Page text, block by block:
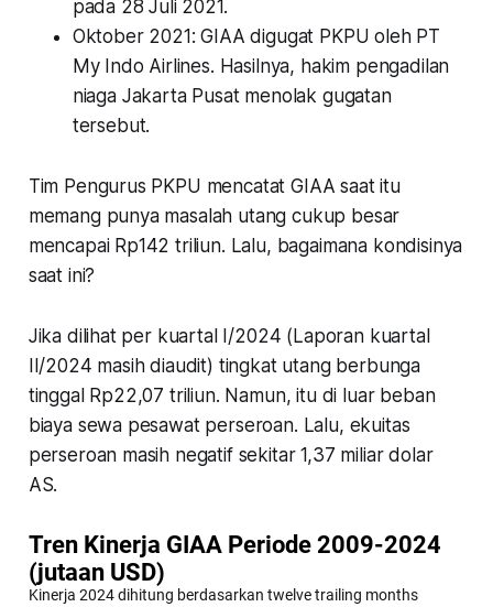
pada 28 Juli 2021.
Oktober 2021: GIAA digugat PKPU oleh PT
My Indo Airlines. Hasilnya, hakim pengadilan
niaga Jakarta Pusat menolak gugatan
tersebut.
Tim Pengurus PKPU mencatat GIAA saat itu
memang punya masalah utang cukup besar
mencapai Rp142 triliun. Lalu, bagaimana kondisinya
saat ini?
Jika dilihat per kuartal I/2024 (Laporan kuartal
II/2024 masih diaudit) tingkat utang berbunga
tinggal Rp22,07 triliun. Namun, itu di luar beban
biaya sewa pesawat perseroan. Lalu, ekuitas
perseroan masih negatif sekitar 1,37 miliar dolar
AS.